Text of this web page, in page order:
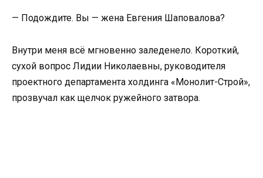
— Подождите. Вы — жена Евгения Шаповалова?
Внутри меня всё мгновенно заледенело. Короткий,
сухой вопрос Лидии Николаевны, руководителя
проектного департамента холдинга «Монолит-Строй»,
прозвучал как щелчок ружейного затвора.